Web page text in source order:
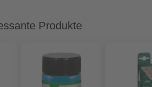
Produkte